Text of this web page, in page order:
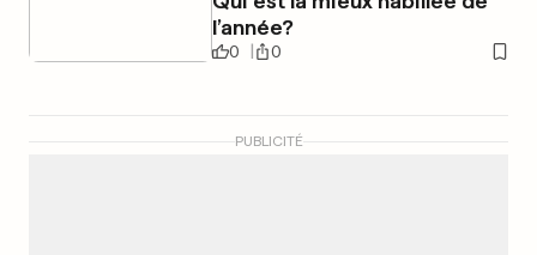
l’année?
0 0
PUBLICITÉ